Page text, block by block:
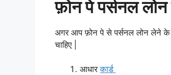
फ़ोन पे पर्सनल
अगर आप फ़ोन पे से पर्सनल लोन लेने के
चाहिए |
आधारकार्ड